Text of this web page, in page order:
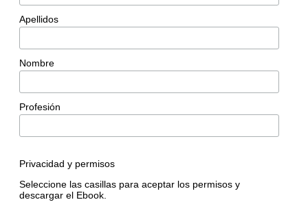
Apellidos
Nombre
Profesión
Privacidad y permisos
Seleccione las casillas para aceptar los permisos y
descargar el Ebook.